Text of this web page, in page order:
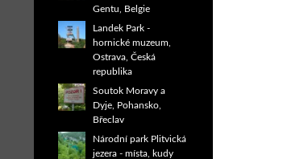
Gentu, Belgie
Landek Park -
hornické muzeum,
Ostrava, Česká
republika
Soutok Moravy a
Dyje, Pohansko,
Břeclav
Národní park Plitvická
jezera - místa, kudy